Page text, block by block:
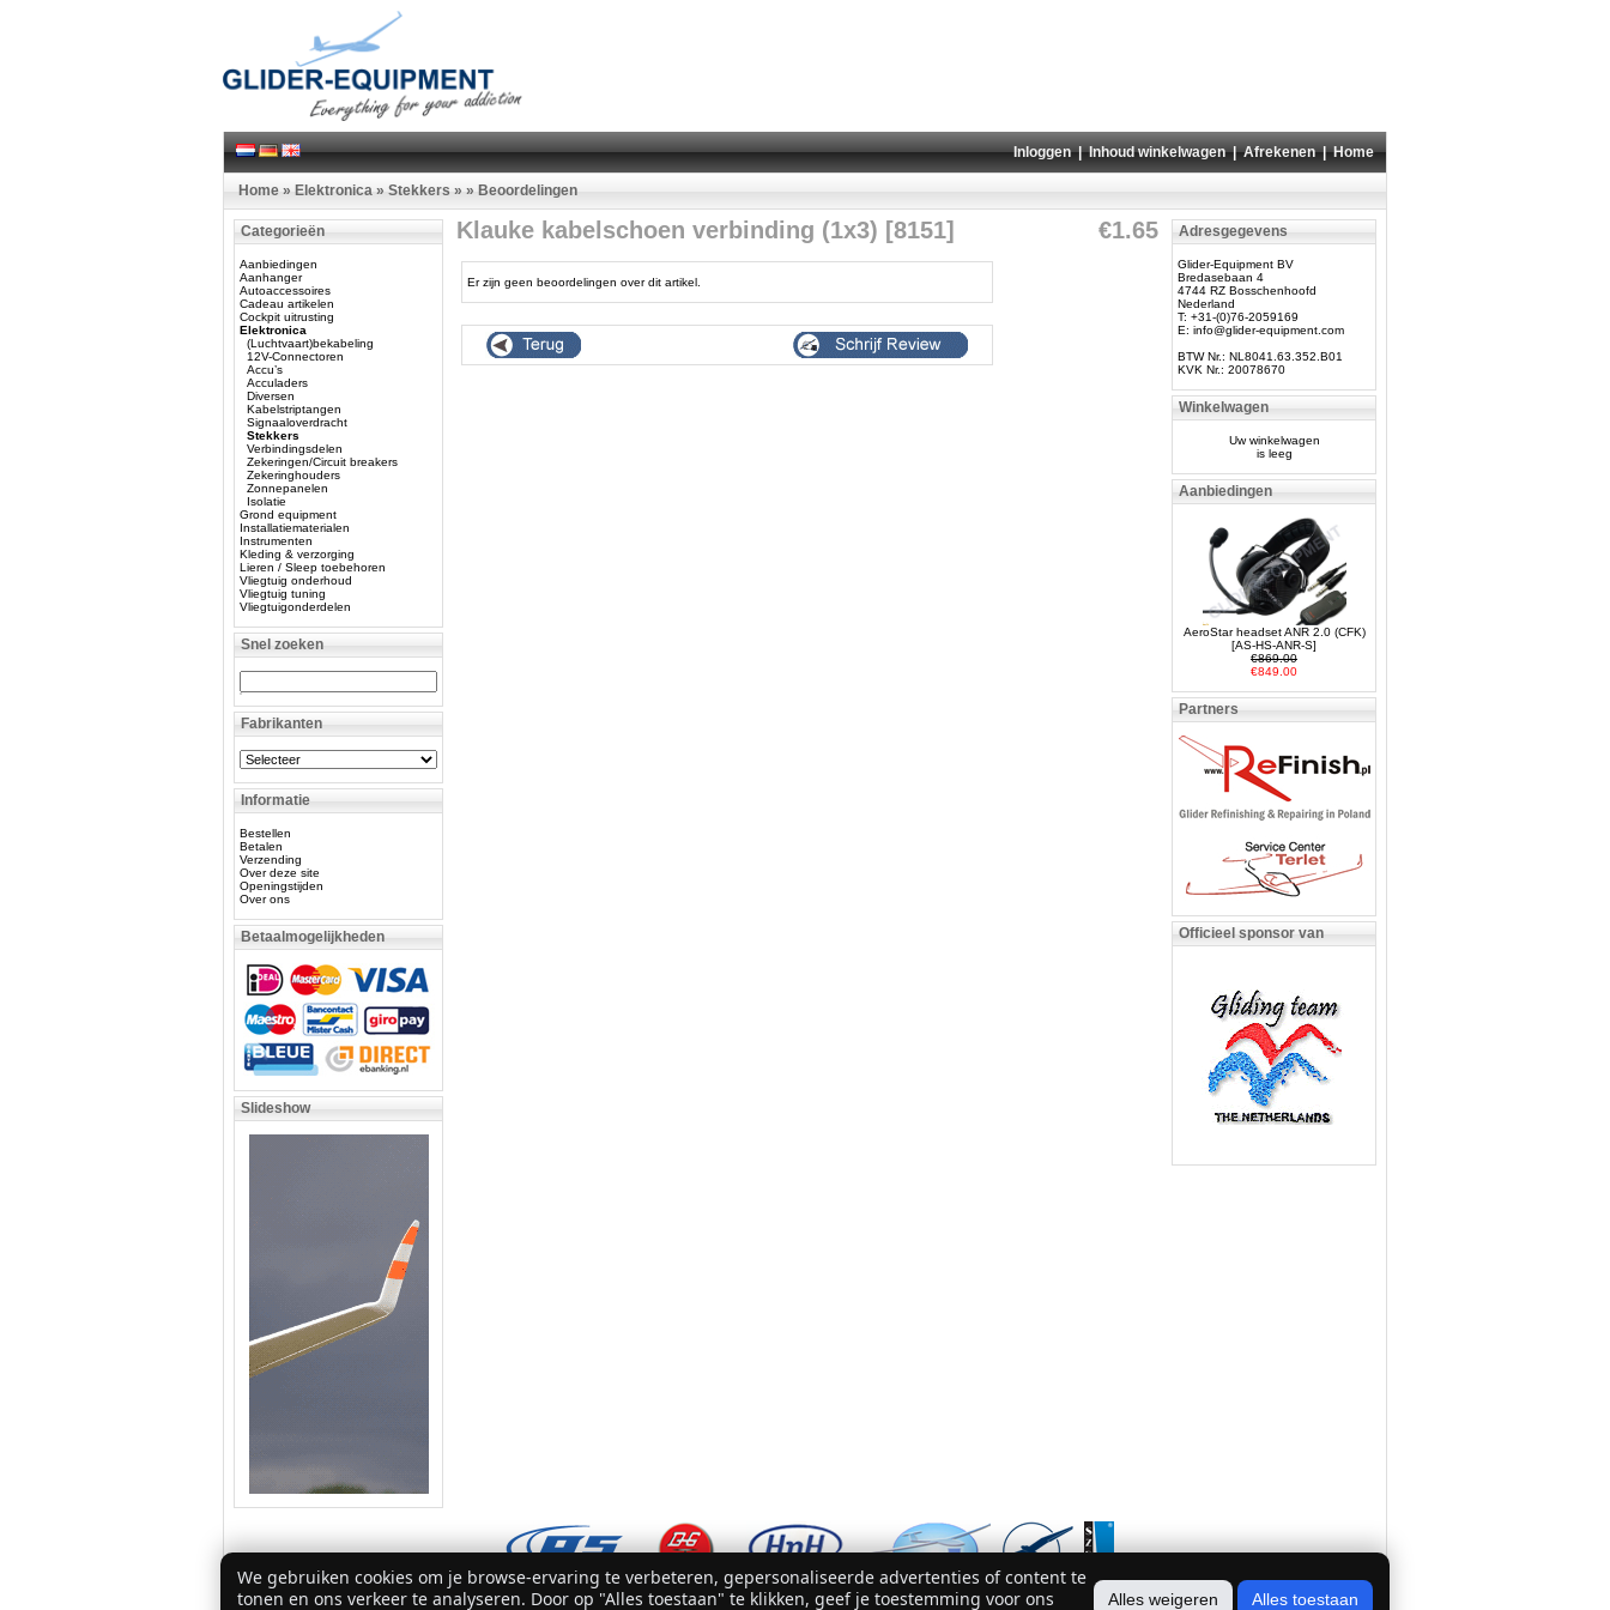
Inloggen|Inhoud winkelwagen|Afrekenen|Home
Home » Elektronica » Stekkers » » Beoordelingen
Categorieën
Aanbiedingen
Aanhanger
Autoaccessoires
Cadeau artikelen
Cockpit uitrusting
Elektronica
(Luchtvaart)bekabeling
12V-Connectoren
Accu’s
Acculaders
Diversen
Kabelstriptangen
Signaaloverdracht
Stekkers
Verbindingsdelen
Zekeringen/Circuit breakers
Zekeringhouders
Zonnepanelen
Isolatie
Grond equipment
Installatiematerialen
Instrumenten
Kleding & verzorging
Lieren / Sleep toebehoren
Vliegtuig onderhoud
Vliegtuig tuning
Vliegtuigonderdelen
Snel zoeken
Fabrikanten
Informatie
Bestellen
Betalen
Verzending
Over deze site
Openingstijden
Over ons
Betaalmogelijkheden
Slideshow
Klauke kabelschoen verbinding (1x3) [8151] €1.65
Er zijn geen beoordelingen over dit artikel.
Adresgegevens
Glider-Equipment BV
Bredasebaan 4
4744 RZ Bosschenhoofd
Nederland
T: +31-(0)76-2059169
E: info@glider-equipment.com
BTW Nr.: NL8041.63.352.B01
KVK Nr.: 20078670
Winkelwagen
Uw winkelwagen
is leeg
Aanbiedingen
AeroStar headset ANR 2.0 (CFK)
[AS-HS-ANR-S]
€869.00
€849.00
Partners
Officieel sponsor van
© 2007 - 2026 Glider-Equipment
We gebruiken cookies om je browse-ervaring te verbeteren, gepersonaliseerde advertenties of content te
tonen en ons verkeer te analyseren. Door op "Alles toestaan" te klikken, geef je toestemming voor ons
Alles weigeren Alles toestaan